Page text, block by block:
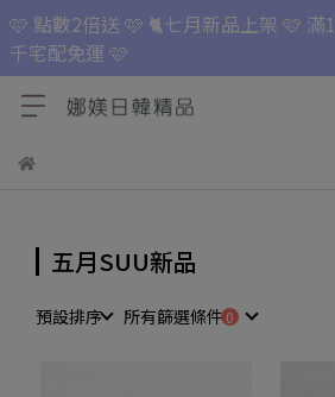
🩷 點數2倍送 🩷 🐈七月新品上架 🩷
千宅配免運 🩷
五月SUU新品
預設排序 所有篩選條件